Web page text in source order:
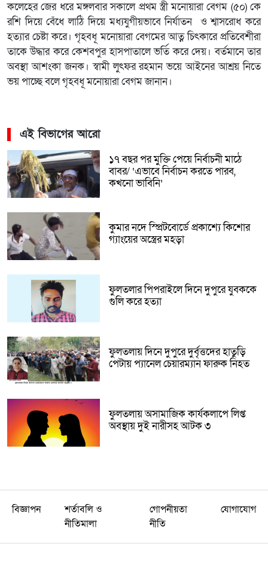
কলেহের জের ধরে মঙ্গলবার সকালে প্রথম স্ত্রী মনোয়ারা বেগম (৫০) কে
রশি দিয়ে বেঁধে লাঠি দিয়ে মধ্যযুগীয়ভাবে নির্যাতন ও শ্বাসরোধ করে
হত্যার চেষ্টা করে। গৃহবধূ মনোয়ারা বেগমের আত্ন চিৎকারে প্রতিবেশীরা
তাকে উদ্ধার করে কেশবপুর হাসপাতালে ভর্তি করে দেয়। বর্তমানে তার
অবস্থা আশংকা জনক। স্বামী লুৎফর রহমান ভয়ে আইনের আশ্রয় নিতে
ভয় পাচ্ছে বলে গৃহবধূ মনোয়ারা বেগম জানান।
এই বিভাগের আরো
১৭ বছর পর মুক্তি পেয়ে নির্বাচনী মাঠে
বাবর/ ‘এভাবে নির্বাচন করতে পারব,
কখনো ভাবিনি’
কুমার নদে স্প্রিটবোর্ডে প্রকাশ্যে কিশোর
গ্যাংয়ের অস্ত্রের মহড়া
ফুলতলার পিপরাইলে দিনে দুপুরে যুবককে
গুলি করে হত্যা
ফুলতলায় দিনে দুপুরে দুর্বৃত্তদের হাতুড়ি
পেটায় প্যানেল চেয়ারম্যান ফারুক নিহত
ফুলতলায় অসামাজিক কার্যকলাপে লিপ্ত
অবস্থায় দুই নারীসহ আটক ৩
বিজ্ঞাপন
শর্তাবলি ও
নীতিমালা
গোপনীয়তা
নীতি
যোগাযোগ